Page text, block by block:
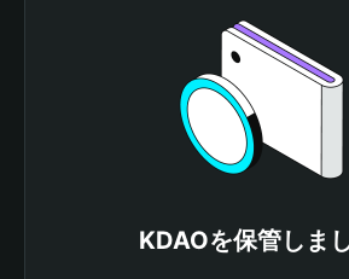
KDAOを保管しま